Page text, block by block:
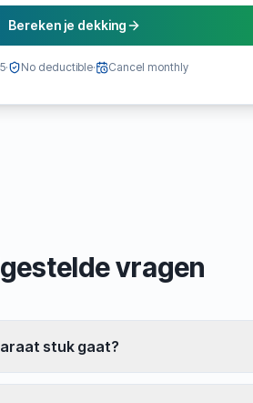
Bereken je dekking
· No deductible· Cancel monthly
vragen
stuk gaat?